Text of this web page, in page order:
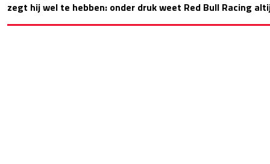
zegt hij wel te hebben: onder druk weet Red Bull Racing